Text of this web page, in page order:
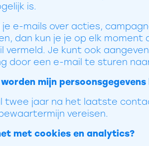
is.
e-mails over acties,
dan kun je je op elk
vermeld. Je kunt ook
door een e-mail te sturen
mijn
twee jaar na het laatste
vereisen.
met cookies en analytics?